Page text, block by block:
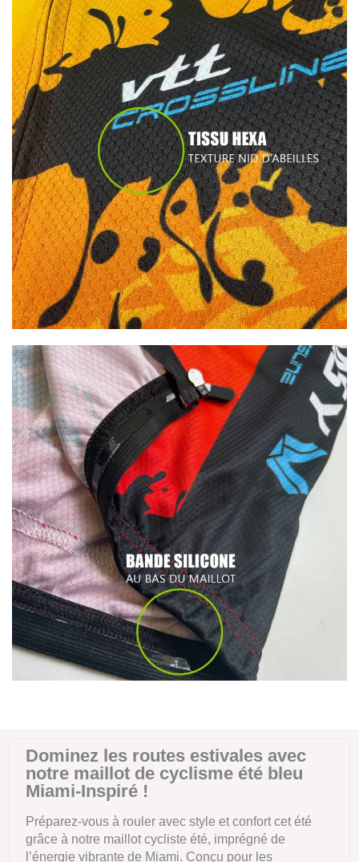
Dominez les routes estivales avec
notre maillot de cyclisme été bleu
Miami-Inspiré !
Préparez-vous à rouler avec style et confort cet été
grâce à notre maillot cycliste été, imprégné de
l’énergie vibrante de Miami. Conçu pour les